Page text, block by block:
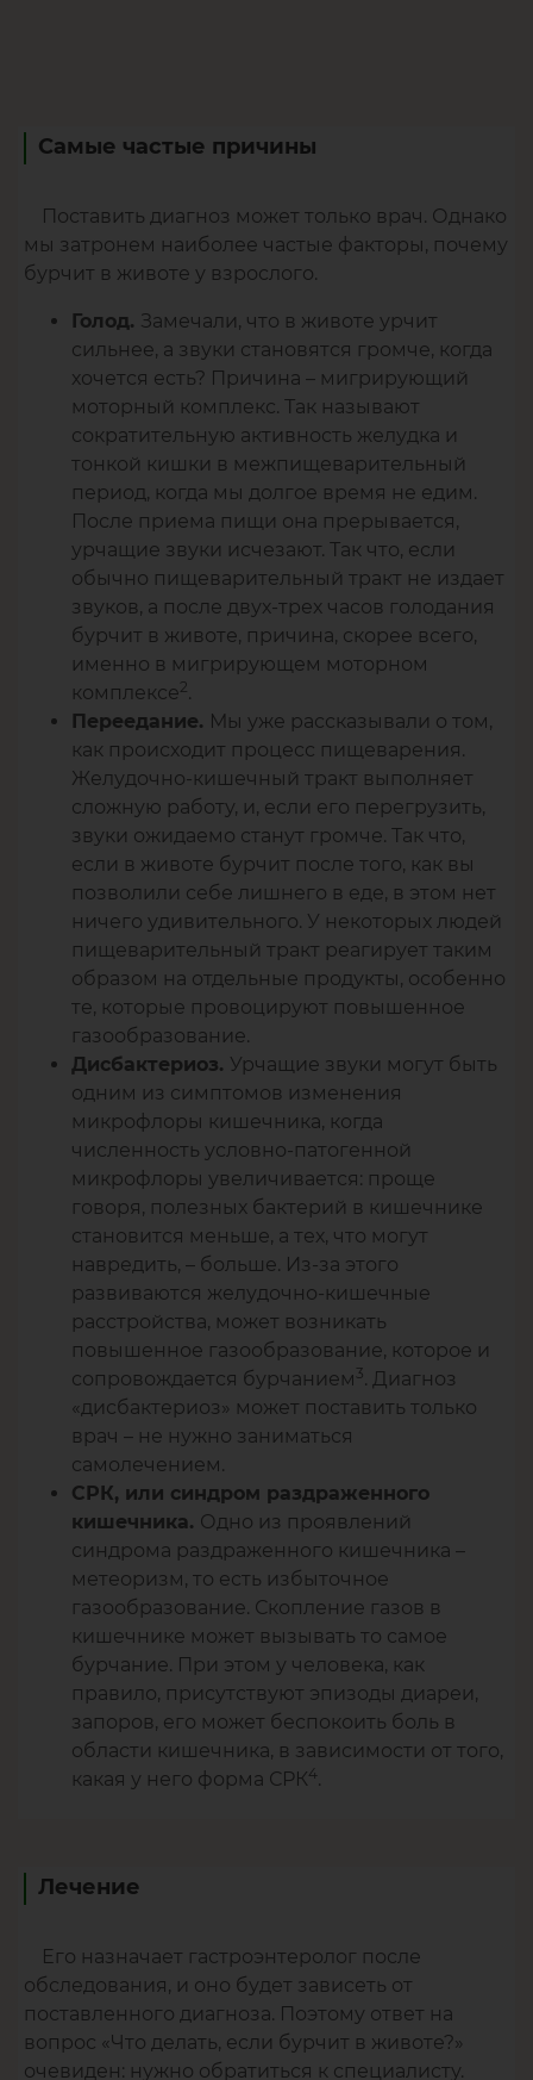
Самые частые причины
Поставить диагноз может только врач. Однако
мы затронем наиболее частые факторы, почему
бурчит в животе у взрослого.
Голод. Замечали, что в животе урчит
сильнее, а звуки становятся громче, когда
хочется есть? Причина – мигрирующий
моторный комплекс. Так называют
сократительную активность желудка и
тонкой кишки в межпищеварительный
период, когда мы долгое время не едим.
После приема пищи она прерывается,
урчащие звуки исчезают. Так что, если
обычно пищеварительный тракт не издает
звуков, а после двух-трех часов голодания
бурчит в животе, причина, скорее всего,
именно в мигрирующем моторном
комплексе2.
Переедание. Мы уже рассказывали о том,
как происходит процесс пищеварения.
Желудочно-кишечный тракт выполняет
сложную работу, и, если его перегрузить,
звуки ожидаемо станут громче. Так что,
если в животе бурчит после того, как вы
позволили себе лишнего в еде, в этом нет
ничего удивительного. У некоторых людей
пищеварительный тракт реагирует таким
образом на отдельные продукты, особенно
те, которые провоцируют повышенное
газообразование.
Дисбактериоз. Урчащие звуки могут быть
одним из симптомов изменения
микрофлоры кишечника, когда
численность условно-патогенной
микрофлоры увеличивается: проще
говоря, полезных бактерий в кишечнике
становится меньше, а тех, что могут
навредить, – больше. Из-за этого
развиваются желудочно-кишечные
расстройства, может возникать
повышенное газообразование, которое и
сопровождается бурчанием 3. Диагноз
«дисбактериоз» может поставить только
врач – не нужно заниматься
самолечением.
СРК, или синдром раздраженного
кишечника. Одно из проявлений
синдрома раздраженного кишечника –
метеоризм, то есть избыточное
газообразование. Скопление газов в
кишечнике может вызывать то самое
бурчание. При этом у человека, как
правило, присутствуют эпизоды диареи,
запоров, его может беспокоить боль в
области кишечника, в зависимости от того,
какая у него форма СРК4.
Лечение
Его назначает гастроэнтеролог после
обследования, и оно будет зависеть от
поставленного диагноза. Поэтому ответ на
вопрос «Что делать, если бурчит в животе?»
очевиден: нужно обратиться к специалисту.